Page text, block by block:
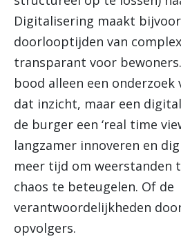
Digitalisering maakt
doorlooptijden van
transparant voor
bood alleen een onderzoek
dat inzicht, maar een
de burger een ‘real time
langzamer innoveren en
meer tijd om weerstanden
chaos te beteugelen. Of de
verantwoordelijkheden
opvolgers.